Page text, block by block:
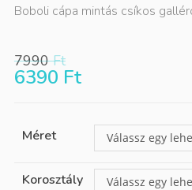
Boboli cápa mintás csíkos
7990Ft
6390 Ft
Méret Válassz egy
Korosztály Válassz egy